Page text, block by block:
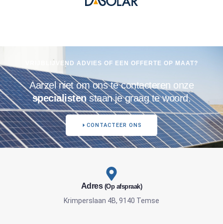
VRIJBLIJVEND ADVIES OF EEN OFFERTE OP MAAT?
Aarzel niet om ons te contacteren onze
specialistenstaan je graag te woord.
CONTACTEER ONS
Adres (Op afspraak)
Krimperslaan 4B, 9140 Temse